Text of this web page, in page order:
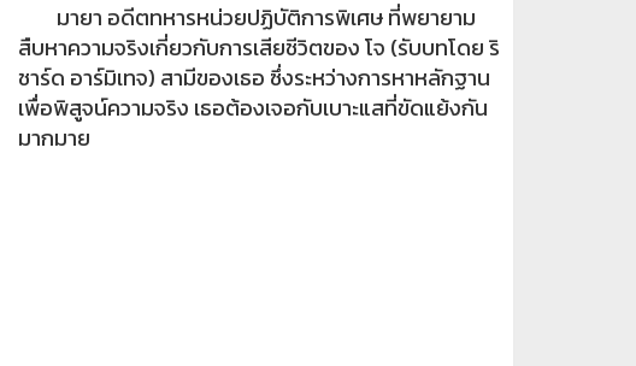
มายา อดีตทหารหน่วยปฏิบัติการพิเศษ ที่พยายาม
สืบหาความจริงเกี่ยวกับการเสียชีวิตของ โจ (รับบทโดย ริ
ชาร์ด อาร์มิเทจ) สามีของเธอ ซึ่งระหว่างการหาหลักฐาน
เพื่อพิสูจน์ความจริง เธอต้องเจอกับเบาะแสที่ขัดแย้งกัน
มากมาย